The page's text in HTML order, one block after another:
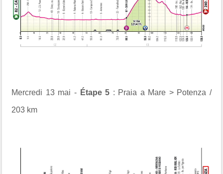
Mercredi 13 mai - Étape 5 : Praia a Mare > Potenza /
203 km